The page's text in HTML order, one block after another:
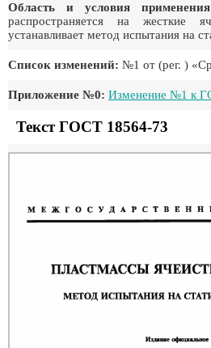
Область и условия
распространяется на жесткие
устанавливает метод испытания на
Список изменений: №1 от (рег. )
Приложение №0: Изменение №1 к
Текст ГОСТ 18564-73